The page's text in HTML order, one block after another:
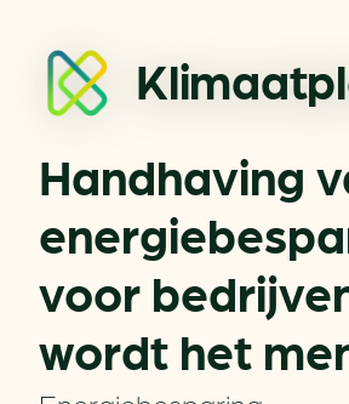
Handhaving
voor
wordt het